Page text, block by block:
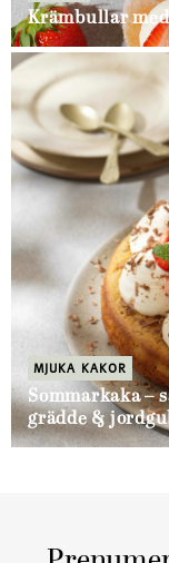
Krämbullar
MJUKA KAKOR
Sommarkaka –
grädde &